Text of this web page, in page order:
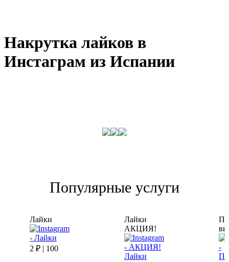
Накрутка лайков в
Инстаграм из Испании
Популярные услуги
Лайки
2 ₽ | 100
Лайки
АКЦИЯ!